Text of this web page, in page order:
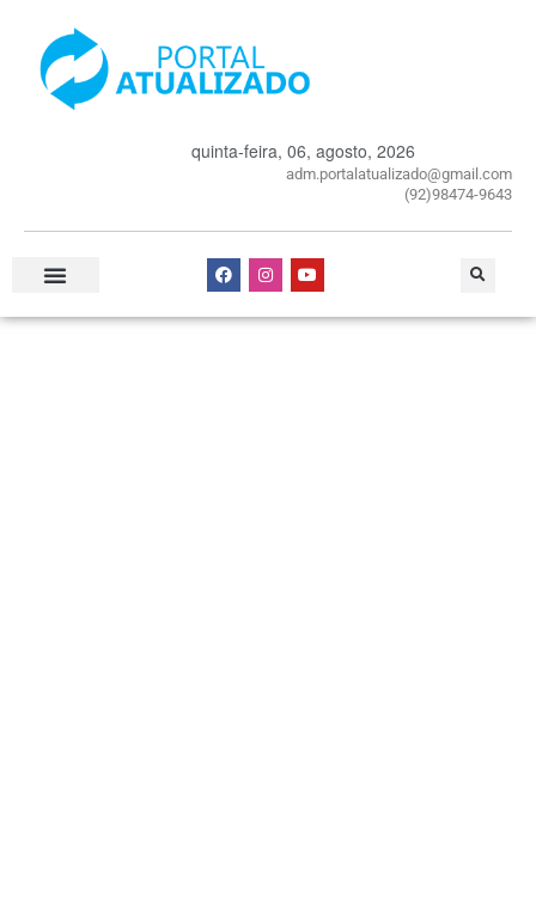
quinta-feira, 06, agosto, 2026
adm.portalatualizado@gmail.com
(92)98474-9643